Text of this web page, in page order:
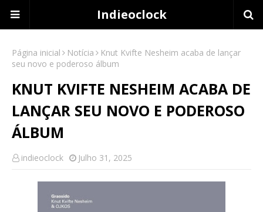
Indieoclock
Página inicial Notícia
Knut Kvifte Nesheim acaba de lançar
seu novo e poderoso álbum
KNUT KVIFTE NESHEIM ACABA DE
LANÇAR SEU NOVO E PODEROSO
ÁLBUM
indieoclock Julho 31, 2025